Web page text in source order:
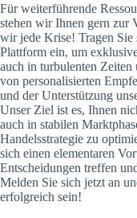
Für weiterführende
stehen wir Ihnen gern zur
wir jede Krise! Tragen Sie
Plattform ein, um
auch in turbulenten Zeiten
von personalisierten
und der Unterstützung
Unser Ziel ist es, Ihnen
auch in stabilen
Handelsstrategie zu
sich einen elementaren
Entscheidungen treffen
Melden Sie sich jetzt an
erfolgreich sein!